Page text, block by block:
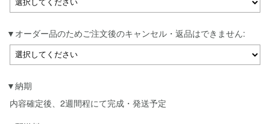
オーダー品のためご注文後のキャンセル・返品はできません:
納期
内容確定後、2週間程にて完成・発送予定